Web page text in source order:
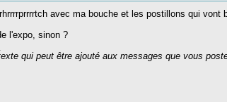
avec ma bouche et les postillons qui vont
l'expo, sinon ?
qui peut être ajouté aux messages que vous